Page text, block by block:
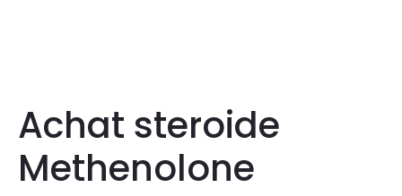
Achat steroide
Methenolone